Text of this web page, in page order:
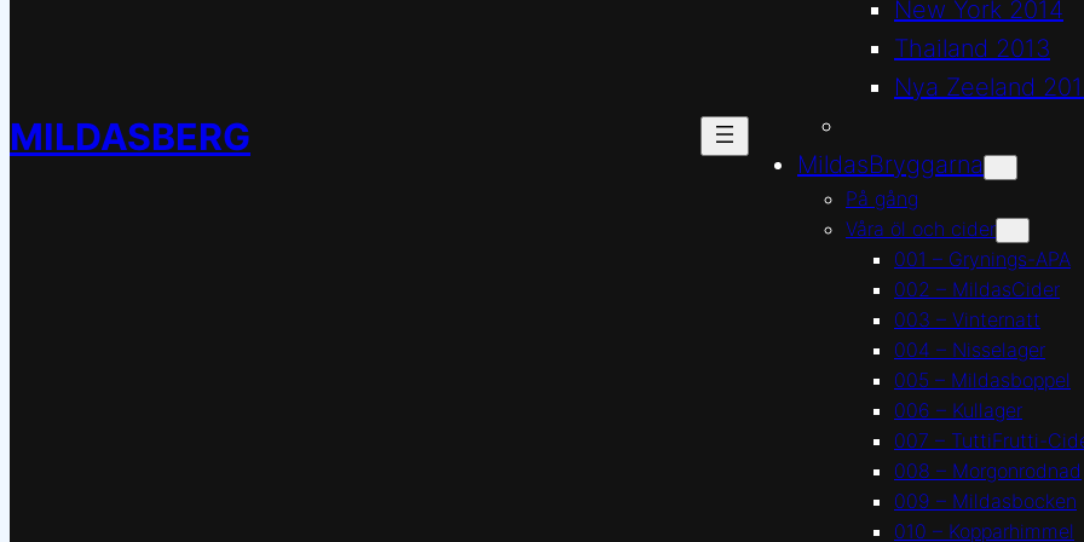
MILDASBERG
New York 2014
Thailand 2013
Nya Zeeland
MildasBryggarna
På gång
Våra öl och cider
001 – Grynings-APA
002 – MildasCider
003 – Vinternatt
004 – Nisselager
005 – Mildasboppel
006 – Kullager
007 – TuttiFrutti-
008 – Morgonrodnad
009 – Mildasbocken
010 – Kopparhimmel